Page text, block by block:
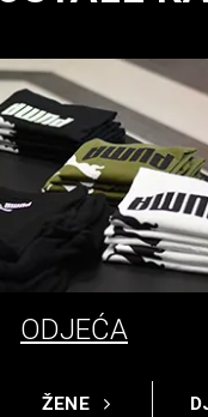
ODJEĆA
ŽENE